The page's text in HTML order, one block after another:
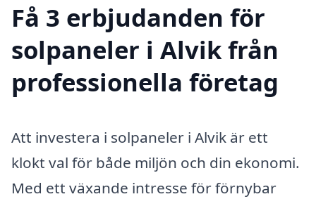
Få 3 erbjudanden för
solpaneler i Alvik från
professionella företag
Att investera i solpaneler i Alvik är ett
klokt val för både miljön och din ekonomi.
Med ett växande intresse för förnybar